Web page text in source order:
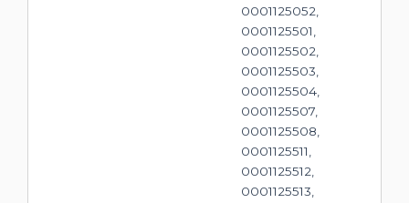
0001125052,
0001125501,
0001125502,
0001125503,
0001125504,
0001125507,
0001125508,
0001125511,
0001125512,
0001125513,